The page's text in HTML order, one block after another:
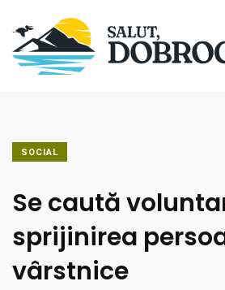
SOCIAL
Se caută
sprijinirea
vârstnice